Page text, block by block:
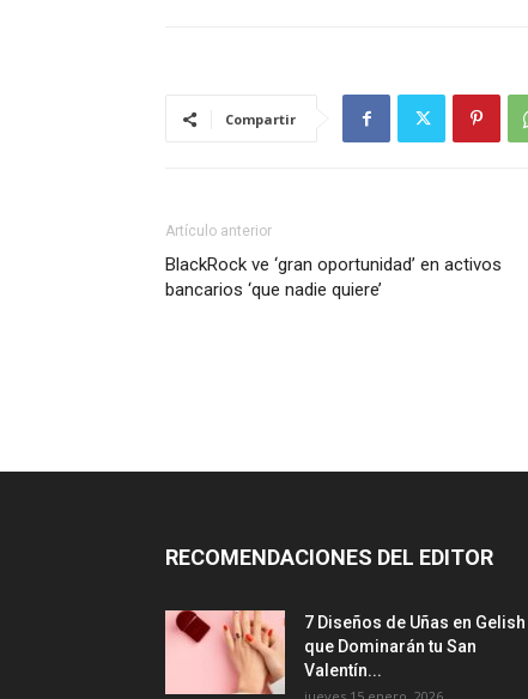
Compartir
Artículo anterior
BlackRock ve ‘gran oportunidad’ en activos
bancarios ‘que nadie quiere’
RECOMENDACIONES DEL EDITOR
7 Diseños de Uñas en Gelish
que Dominarán tu San
Valentín...